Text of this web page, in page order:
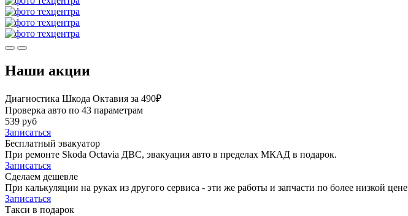
Наши акции
Диагностика Шкода Октавия за 490₽
Проверка авто по 43 параметрам
539 руб
Записаться
Бесплатный эвакуатор
При ремонте Skoda Octavia ДВС, эвакуация авто в пределах МКАД в подарок.
Записаться
Сделаем дешевле
При калькуляции на руках из другого сервиса - эти же работы и запчасти по более низкой цене
Записаться
Такси в подарок